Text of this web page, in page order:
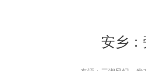
安乡